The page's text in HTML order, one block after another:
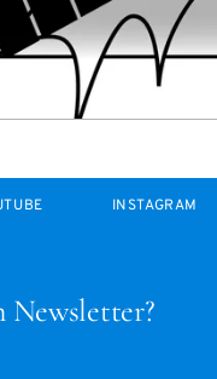
Newsletter?
INSTAGRAM